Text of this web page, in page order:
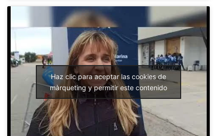
Haz clic para aceptar las cookies de
màrqueting y permitir este contenido